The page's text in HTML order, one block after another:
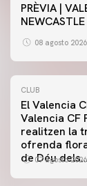
PRÈVIA |
08 agosto 2026
CLUB
El Valencia
Valencia CF
realitzen la
ofrenda
de Déu dels
07 agosto 2026